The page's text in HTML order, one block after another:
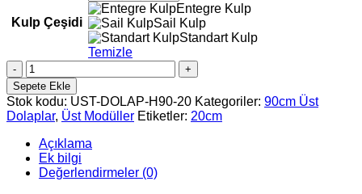
Kulp Çeşidi
Entegre Kulp
Sail Kulp
Standart Kulp
Temizle
20cm
Hazır
Mutfak
Üst
Dolabı
(90cm
yükseklikte)
adet
Sepete Ekle
Stok kodu: UST-DOLAP-H90-20 Kategoriler: 90cm Üst
Dolaplar, Üst Modüller Etiketler: 20cm
Açıklama
Ek bilgi
Değerlendirmeler (0)